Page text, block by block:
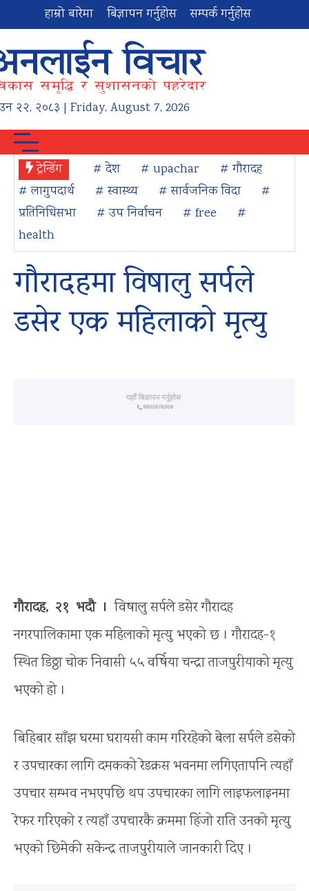
हाम्रो बारेमा बिज्ञापन गर्नुहोस सम्पर्क गर्नुहोस
२२, २०८३ | Friday, August 7, 2026
ट्रेन्डिंग # देश # upachar
# गौरादह
# लागुपदार्थ
# स्वास्थ्य # सार्वजनिक विदा
#
प्रतिनिधिसभा
# उप निर्वाचन # free
#
health
गौरादहमा विषालु सर्पले
डसेर एक महिलाको मृत्यु
गौरादह, २१ भदौ । विषालु सर्पले डसेर गौरादह
नगरपालिकामा एक महिलाको मृत्यु भएको छ । गौरादह-१
स्थित डिठ्ठा चोक निवासी ५५ वर्षिया चन्द्रा ताजपुरीयाको मृत्यु
भएको हो ।
बिहिबार साँझ घरमा घरायसी काम गरिरहेको बेला सर्पले डसेको
र उपचारका लागि दमकको रेडक्रस भवनमा लगिएतापनि त्यहाँ
उपचार सम्भव नभएपछि थप उपचारका लागि लाइफलाइनमा
रेफर गरिएको र त्यहाँ उपचारकै क्रममा हिंजो राति उनको मृत्यु
भएको छिमेकी सकेन्द्र ताजपुरीयाले जानकारी दिए ।